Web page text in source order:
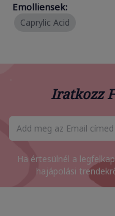
Emolliensek:
Caprylic Acid
Iratkozz
Ha értesülnél a
hajápolási